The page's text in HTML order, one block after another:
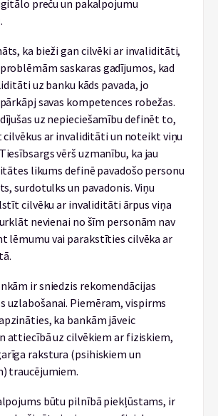
preču un pakalpojumu
ka bieži gan cilvēki ar invaliditāti,
saskaras gadījumos, kad
uz banku kāds pavada, jo
savas kompetences robežas.
uz nepieciešamību definēt to,
cilvēkus ar invaliditāti un noteikt viņu
vērš uzmanību, ka jau
likums definē pavadošo personu
surdotulks un pavadonis. Viņu
cilvēku ar invaliditāti ārpus viņa
nevienai no šīm personām nav
lēmumu vai parakstīties cilvēka ar
ir sniedzis rekomendācijas
uzlabošanai. Piemēram, vispirms
ka bankām jāveic
attiecībā uz cilvēkiem ar fiziskiem,
rakstura (psihiskiem un
traucējumiem.
būtu pilnībā piekļūstams, ir